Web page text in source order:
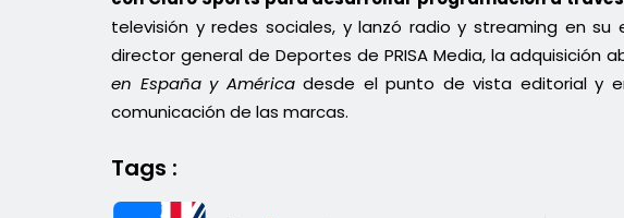
televisión y redes sociales, y lanzó radio y streaming en
director general de Deportes de PRISA Media, la adquisición
en España y Américadesde el punto de vista editorial y
comunicación de las marcas.
Tags :